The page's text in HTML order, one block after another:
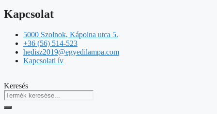
Kapcsolat
5000 Szolnok, Kápolna utca 5.
+36 (56) 514-523
hedisz2019@egyedilampa.com
Kapcsolati ív
Keresés